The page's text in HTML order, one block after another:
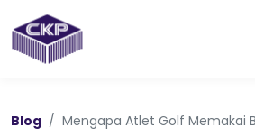
Blog Mengapa Atlet Golf Memakai